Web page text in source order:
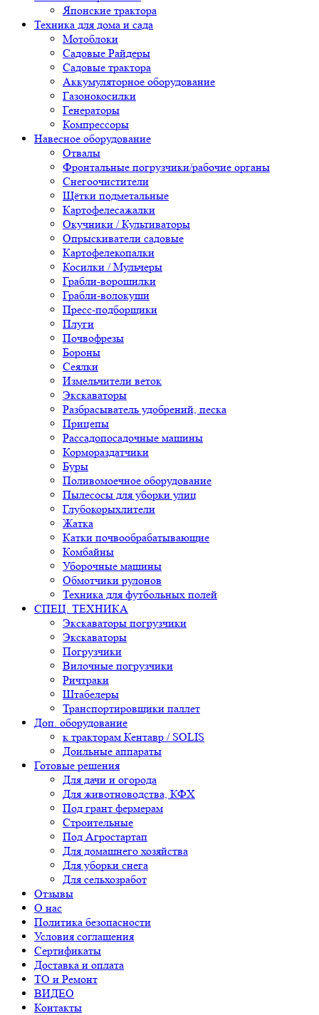
Японские трактора
Техника для дома и сада
Мотоблоки
Садовые Райдеры
Садовые трактора
Аккумуляторное оборудование
Газонокосилки
Генераторы
Компрессоры
Навесное оборудование
Отвалы
Фронтальные погрузчики/рабочие органы
Снегоочистители
Щётки подметальные
Картофелесажалки
Окучники / Культиваторы
Опрыскиватели садовые
Картофелекопалки
Косилки / Мульчеры
Грабли-ворошилки
Грабли-волокуши
Пресс-подборщики
Плуги
Почвофрезы
Бороны
Сеялки
Измельчители веток
Экскаваторы
Разбрасыватель удобрений, песка
Прицепы
Рассадопосадочные машины
Кормораздатчики
Буры
Поливомоечное оборудование
Пылесосы для уборки улиц
Глубокорыхлители
Жатка
Катки почвообрабатывающие
Комбайны
Уборочные машины
Обмотчики рулонов
Техника для футбольных полей
СПЕЦ. ТЕХНИКА
Экскаваторы погрузчики
Экскаваторы
Погрузчики
Вилочные погрузчики
Ричтраки
Штабелеры
Транспортировщики паллет
Доп. оборудование
к тракторам Кентавр / SOLIS
Доильные аппараты
Готовые решения
Для дачи и огорода
Для животноводства, КФХ
Под грант фермерам
Строительные
Под Агростартап
Для домашнего хозяйства
Для уборки снега
Для сельхозработ
Отзывы
О нас
Политика безопасности
Условия соглашения
Сертификаты
Доставка и оплата
ТО и Ремонт
ВИДЕО
Контакты